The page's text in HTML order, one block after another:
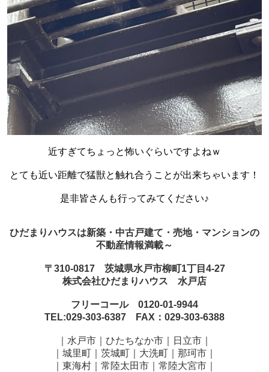
近すぎてちょっと怖いぐらいですよねｗ
とても近い距離で猛獣と触れ合うことが出来ちゃいます！
是非皆さんも行ってみてください♪
ひだまりハウスは新築・中古戸建て・売地・マンションの
不動産情報満載～
〒310-0817 茨城県水戸市柳町1丁目4-27
株式会社ひだまりハウス 水戸店
フリーコール 0120-01-9944
TEL:029-303-6387 FAX：029-303-6388
｜水戸市｜ひたちなか市｜日立市｜
｜城里町｜茨城町｜大洗町｜那珂市｜
｜東海村｜常陸太田市｜常陸大宮市｜